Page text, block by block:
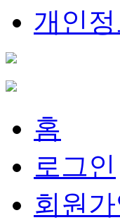
개인
홈
로그인
회원가